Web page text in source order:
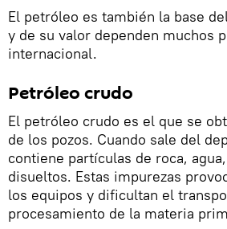
El petróleo es también la base
y de su valor dependen muchos
internacional.
Petróleo crudo
El petróleo crudo es el que se
de los pozos. Cuando sale del
contiene partículas de roca,
disueltos. Estas impurezas
los equipos y dificultan el
procesamiento de la materia